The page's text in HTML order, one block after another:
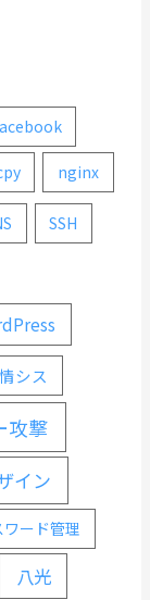
nginx
SSH
シス
攻撃
イン
ワード管理
八光